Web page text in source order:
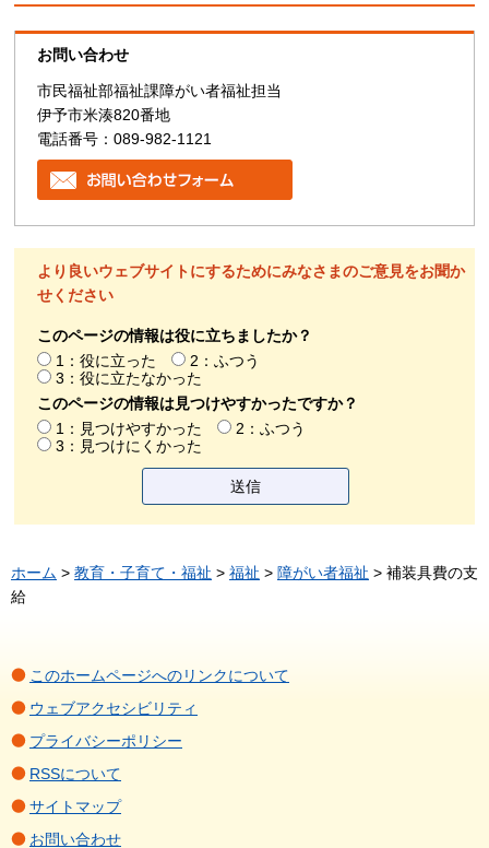
お問い合わせ
市民福祉部福祉課障がい者福祉担当
伊予市米湊820番地
電話番号：089-982-1121
より良いウェブサイトにするためにみなさまのご意見をお聞か
せください
このページの情報は役に立ちましたか？
1：役に立った
2：ふつう
3：役に立たなかった
このページの情報は見つけやすかったですか？
1：見つけやすかった
2：ふつう
3：見つけにくかった
ホーム > 教育・子育て・福祉 > 福祉 > 障がい者福祉 > 補装具費の支
給
このホームページへのリンクについて
ウェブアクセシビリティ
プライバシーポリシー
RSSについて
サイトマップ
お問い合わせ